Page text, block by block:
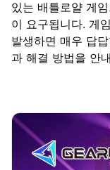
있는 배틀로얄 게
이 요구됩니다. 게
발생하면 매우 답
과 해결 방법을 안